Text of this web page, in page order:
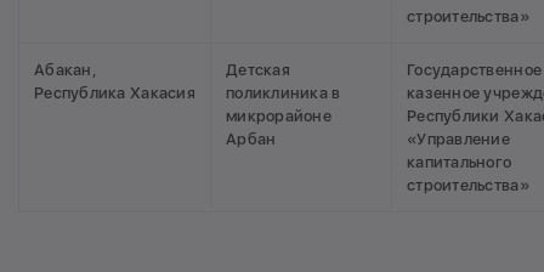
строительства»
Абакан,
Республика Хакасия
Детская
поликлиника в
микрорайоне
Арбан
Государственное
казенное
Республики
«Управление
капитального
строительства»